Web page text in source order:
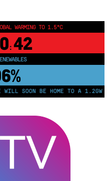
WARMING TO 1.5°C
: 41
PEOPLE
SOON BE HOME TO A 1.2GW